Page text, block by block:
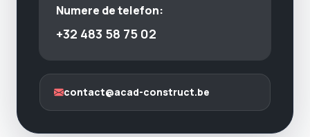
Numere de telefon:
+32 483 58 75 02
contact@acad-construct.be